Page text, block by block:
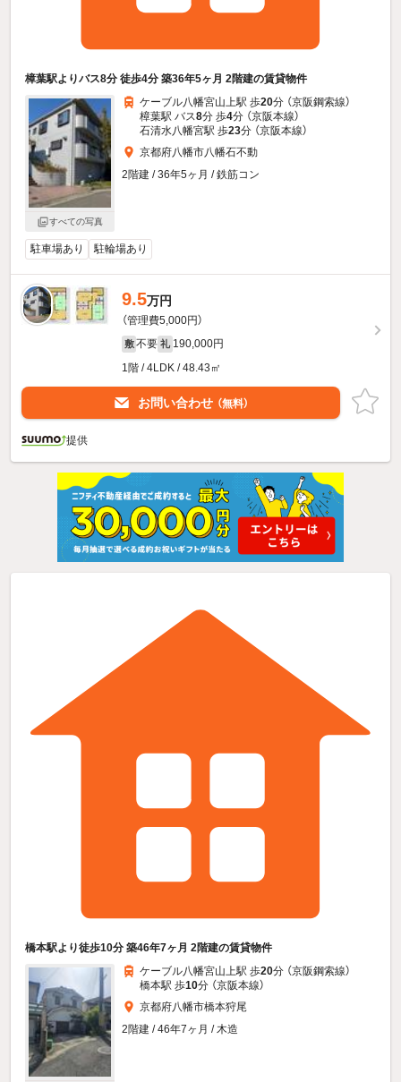
樟葉駅よりバス8分 徒歩4分 築36年5ヶ月 2階建の賃貸物件
すべての写真
ケーブル八幡宮山上駅 歩20分 （京阪鋼索線）
樟葉駅 バス8分 歩4分 （京阪本線）
石清水八幡宮駅 歩23分 （京阪本線）
京都府八幡市八幡石不動
2階建 / 36年5ヶ月 / 鉄筋コン
駐車場あり 駐輪場あり
9.5万円
（管理費5,000円）
敷 不要 礼 190,000円
1階 / 4LDK / 48.43㎡
お問い合わせ （無料）
提供
橋本駅より徒歩10分 築46年7ヶ月 2階建の賃貸物件
ケーブル八幡宮山上駅 歩20分 （京阪鋼索線）
橋本駅 歩10分 （京阪本線）
京都府八幡市橋本狩尾
2階建 / 46年7ヶ月 / 木造